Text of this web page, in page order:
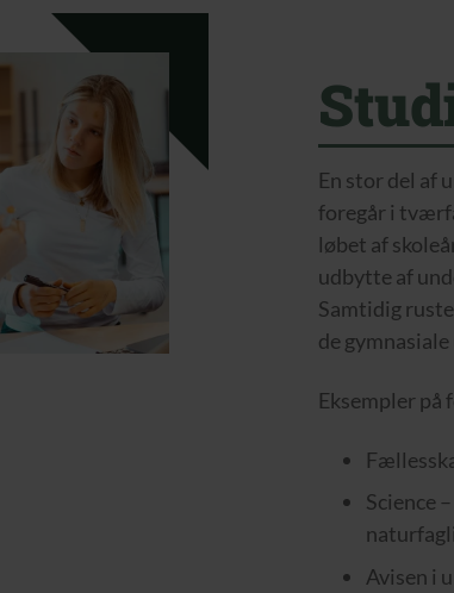
En stor del af
foregår i
løbet af
udbytte af
Samtidig
de
Eksempler
Science
Avisen i